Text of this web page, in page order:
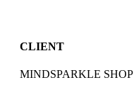
CLIENT
MINDSPARKLE SHOP